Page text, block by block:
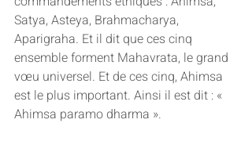
Satya, Asteya, Brahmacharya,
Aparigraha. Et il dit que ces cinq
ensemble forment Mahavrata, le grand
vœu universel. Et de ces cinq, Ahimsa
est le plus important. Ainsi il est dit : «
Ahimsa paramo dharma ».